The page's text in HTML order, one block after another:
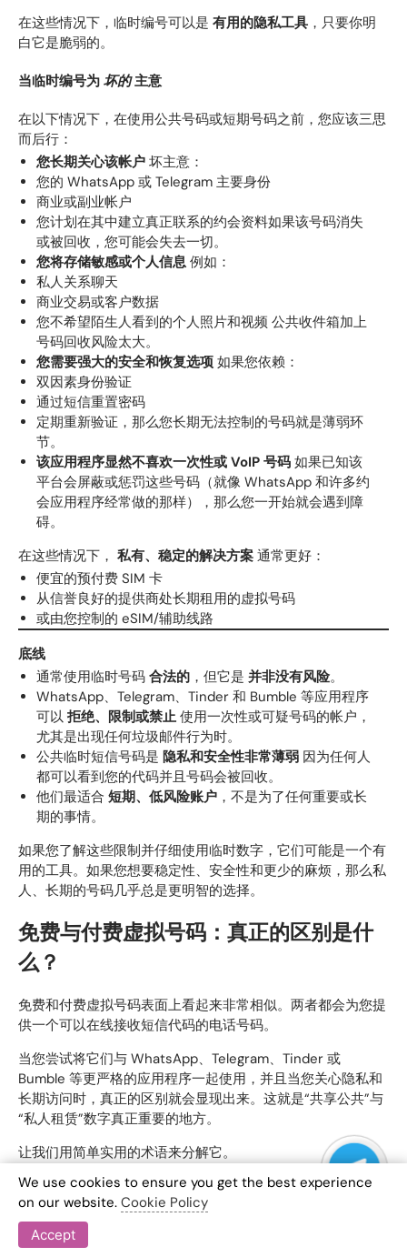
在这些情况下，临时编号可以是 有用的隐私工具 ，只要你明
白它是脆弱的。
当临时编号为 坏的主意
在以下情况下，在使用公共号码或短期号码之前，您应该三思
而后行：
您长期关心该帐户 坏主意：
您的 WhatsApp 或 Telegram 主要身份
商业或副业帐户
您计划在其中建立真正联系的约会资料如果该号码消失
或被回收，您可能会失去一切。
您将存储敏感或个人信息 例如：
私人关系聊天
商业交易或客户数据
您不希望陌生人看到的个人照片和视频 公共收件箱加上
号码回收风险太大。
您需要强大的安全和恢复选项 如果您依赖：
双因素身份验证
通过短信重置密码
定期重新验证，那么您长期无法控制的号码就是薄弱环
节。
该应用程序显然不喜欢一次性或 VoIP 号码 如果已知该
平台会屏蔽或惩罚这些号码（就像 WhatsApp 和许多约
会应用程序经常做的那样），那么您一开始就会遇到障
碍。
在这些情况下， 私有、稳定的解决方案 通常更好：
便宜的预付费 SIM 卡
从信誉良好的提供商处长期租用的虚拟号码
或由您控制的 eSIM/辅助线路
底线
通常使用临时号码 合法的 ，但它是 并非没有风险。
WhatsApp、Telegram、Tinder 和 Bumble 等应用程序
可以 拒绝、限制或禁止 使用一次性或可疑号码的帐户，
尤其是出现任何垃圾邮件行为时。
公共临时短信号码是 隐私和安全性非常薄弱 因为任何人
都可以看到您的代码并且号码会被回收。
他们最适合 短期、低风险账户 ，不是为了任何重要或长
期的事情。
如果您了解这些限制并仔细使用临时数字，它们可能是一个有
用的工具。如果您想要稳定性、安全性和更少的麻烦，那么私
人、长期的号码几乎总是更明智的选择。
免费与付费虚拟号码：真正的区别是什
么？
免费和付费虚拟号码表面上看起来非常相似。两者都会为您提
供一个可以在线接收短信代码的电话号码。
当您尝试将它们与 WhatsApp、Telegram、Tinder 或
Bumble 等更严格的应用程序一起使用，并且当您关心隐私和
长期访问时，真正的区别就会显现出来。这就是“共享公共”与
“私人租赁”数字真正重要的地方。
让我们用简单实用的术语来分解它。
共享公众号码与私人租用号码
最多自由的
民众
We use cookies to ensure you get the best experience
on our website. Cookie Policy
Accept